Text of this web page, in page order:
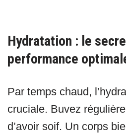
Hydratation : le
performance
Par temps chaud,
cruciale. Buvez
d’avoir soif. Un corps